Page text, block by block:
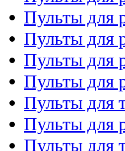
Пульты для
Пульты для
Пульты для
Пульты для
Пульты для
Пульты для
Пульты для